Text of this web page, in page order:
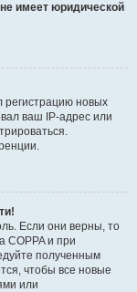
имеет юридической
регистрацию новых
ваш IP-адрес или
Если они верны, то
COPPA и при
полученным
чтобы все новые
или